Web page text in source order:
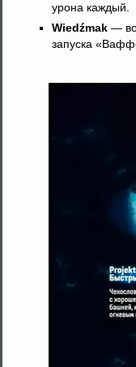
урона каждый.
Wiedźmak—
запуска